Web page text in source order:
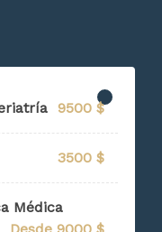
9500 $
3500 $
Médica